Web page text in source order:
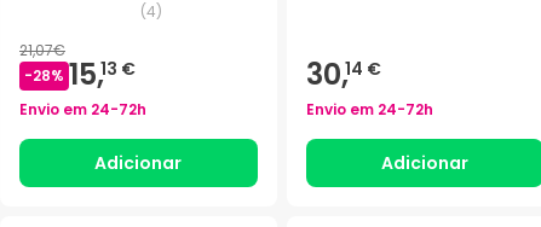
(4)
21,07€
-28% 15,13 €
Envio em 24-72h
Adicionar
30,14 €
Envio em 24-72h
Adicionar